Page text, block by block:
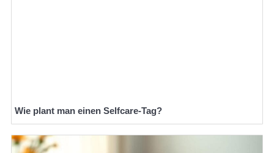
Wie plant man einen Selfcare-Tag?